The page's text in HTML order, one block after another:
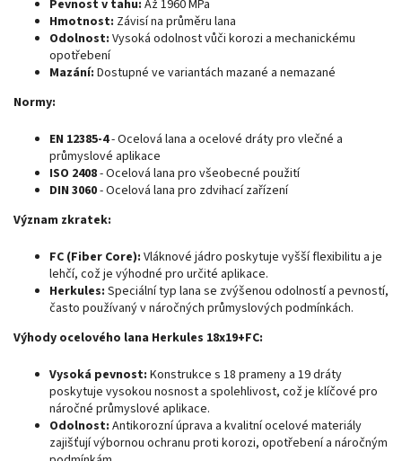
Pevnost v tahu: Až 1960 MPa
Hmotnost: Závisí na průměru lana
Odolnost: Vysoká odolnost vůči korozi a mechanickému
opotřebení
Mazání: Dostupné ve variantách mazané a nemazané
Normy:
EN 12385-4- Ocelová lana a ocelové dráty pro vlečné a
průmyslové aplikace
ISO 2408- Ocelová lana pro všeobecné použití
DIN 3060- Ocelová lana pro zdvihací zařízení
Význam zkratek:
FC (Fiber Core): Vláknové jádro poskytuje vyšší flexibilitu a je
lehčí, což je výhodné pro určité aplikace.
Herkules: Speciální typ lana se zvýšenou odolností a pevností,
často používaný v náročných průmyslových podmínkách.
Výhody ocelového lana Herkules 18x19+FC:
Vysoká pevnost: Konstrukce s 18 prameny a 19 dráty
poskytuje vysokou nosnost a spolehlivost, což je klíčové pro
náročné průmyslové aplikace.
Odolnost: Antikorozní úprava a kvalitní ocelové materiály
zajišťují výbornou ochranu proti korozi, opotřebení a náročným